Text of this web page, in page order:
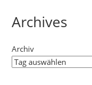
Archives
Archiv